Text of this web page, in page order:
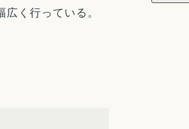
く行っている。